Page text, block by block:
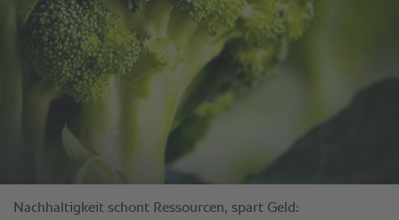
Nachhaltigkeit schont Ressourcen, spart Geld: